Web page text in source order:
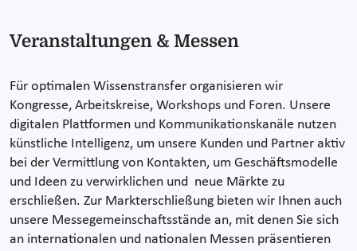
Veranstaltungen & Messen
Für optimalen Wissenstransfer organisieren wir
Kongresse, Arbeitskreise, Workshops und Foren. Unsere
digitalen Plattformen und Kommunikationskanäle nutzen
künstliche Intelligenz, um unsere Kunden und Partner aktiv
bei der Vermittlung von Kontakten, um Geschäftsmodelle
und Ideen zu verwirklichen und neue Märkte zu
erschließen. Zur Markterschließung bieten wir Ihnen auch
unsere Messegemeinschaftsstände an, mit denen Sie sich
an internationalen und nationalen Messen präsentieren